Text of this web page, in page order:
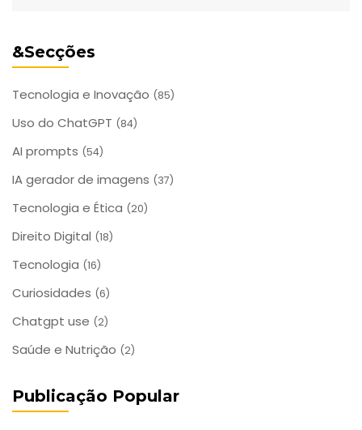
&Secções
Tecnologia e Inovação (85)
Uso do ChatGPT (84)
AI prompts (54)
IA gerador de imagens (37)
Tecnologia e Ética (20)
Direito Digital (18)
Tecnologia (16)
Curiosidades (6)
Chatgpt use (2)
Saúde e Nutrição (2)
Publicação Popular